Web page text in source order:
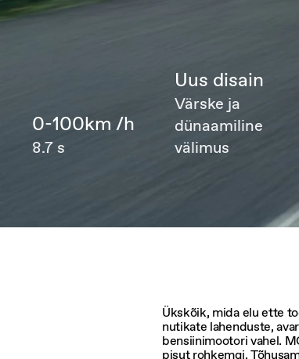
0-100km /h
8.7 s
Uus disain
Värske ja
dünaamiline
välimus
Ükskõik, mida elu ette
nutikate lahenduste,
bensiinimootori vahel.
pisut rohkemgi.